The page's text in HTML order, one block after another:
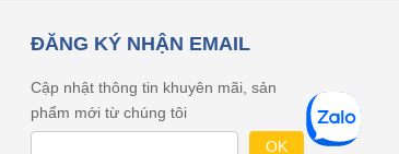
ĐĂNG KÝ NHẬN EMAIL
Cập nhật thông tin khuyên mãi, sản
phẩm mới từ chúng tôi